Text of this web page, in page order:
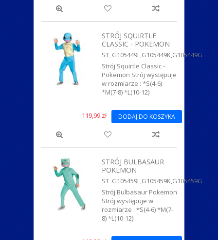
STRÓJ SQUIRTLE
CLASSIC - POKEMON
ST_G105449L,G105449K,G105449G
Strój Squirtle Classic -
Pokemon Strój występuje
w rozmiarze : *S(4-6)
*M(7-8) *L(10-12)
119,99 zł DODAJ DO KOSZYKA
STRÓJ BULBASAUR
POKEMON
ST_G105459L,G105459K,G105459G
Strój Bulbasaur Pokemon
Strój występuje w
rozmiarze : *S(4-6) *M(7-
8) *L(10-12)